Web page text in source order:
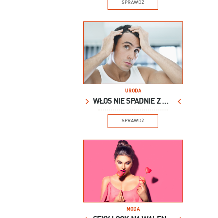
SPRAWDŹ
URODA
WŁOS NIE SPADNIE Z GŁOWY
SPRAWDŹ
MODA